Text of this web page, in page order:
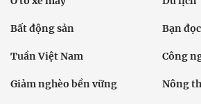
Bất động sản Bạn đọc
Tuần Việt Nam Công
Giảm nghèo bền vững Nông